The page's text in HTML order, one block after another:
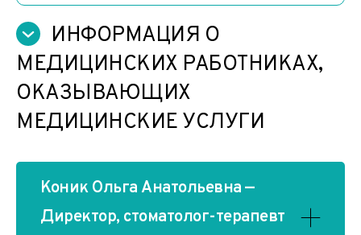
ИНФОРМАЦИЯ О
МЕДИЦИНСКИХ РАБОТНИКАХ,
ОКАЗЫВАЮЩИХ
МЕДИЦИНСКИЕ УСЛУГИ
Коник Ольга Анатольевна —
Директор, стоматолог-терапевт